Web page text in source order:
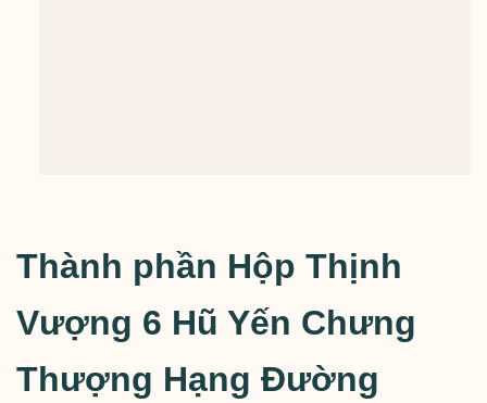
Thành phần Hộp Thịnh
Vượng 6 Hũ Yến Chưng
Thượng Hạng Đường